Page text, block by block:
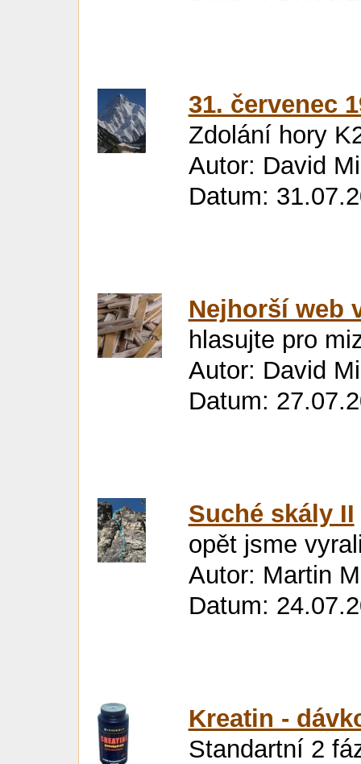
31. červenec
Zdolání hory
Autor: David
Datum:
Nejhorší web
hlasujte pro
Autor: David
Datum:
Suché skály II
opět jsme
Autor: Martin
Datum:
Kreatin -
Standartní 2